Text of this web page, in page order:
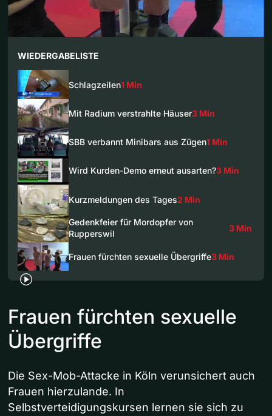
WIEDERGABELISTE
Schlagzeilen1 Min
Mit Radium verstrahlte Häuser3 Min
SBB verbannt Minibars aus Zügen1 Min
Wird Kurden-Demo erneut ausarten?3 Min
Kurzmeldungen des Tages2 Min
Gedenkfeier für Mordopfer von
Rupperswil
3 Min
Frauen fürchten sexuelle Übergriffe3 Min
Frauen fürchten sexuelle
Übergriffe
Die Sex-Mob-Attacke in Köln verunsichert auch
Frauen hierzulande. In
Selbstverteidigungskursen lernen sie sich zu